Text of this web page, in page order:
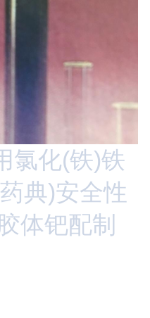
氯化(铁)铁
典)安全性
体钯配制